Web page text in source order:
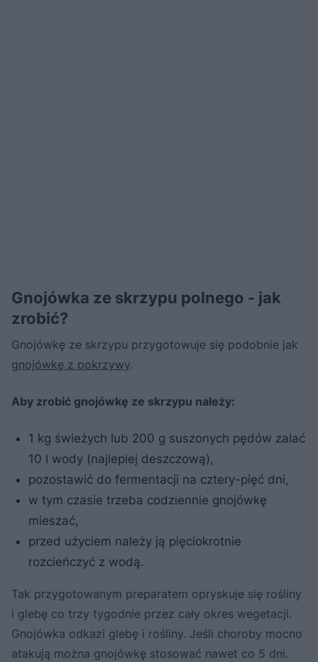
Gnojówka ze skrzypu polnego - jak
zrobić?
Gnojówkę ze skrzypu przygotowuje się podobnie jak
gnojówkę z pokrzywy.
Aby zrobić gnojówkę ze skrzypu należy:
1 kg świeżych lub 200 g suszonych pędów zalać
10 l wody (najlepiej deszczową),
pozostawić do fermentacji na cztery-pięć dni,
w tym czasie trzeba codziennie gnojówkę
mieszać,
przed użyciem należy ją pięciokrotnie
rozcieńczyć z wodą.
Tak przygotowanym preparatem opryskuje się rośliny
i glebę co trzy tygodnie przez cały okres wegetacji.
Gnojówka odkazi glebę i rośliny. Jeśli choroby mocno
atakują można gnojówkę stosować nawet co 5 dni.